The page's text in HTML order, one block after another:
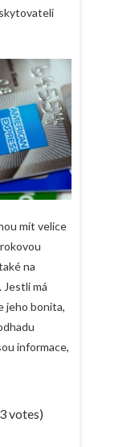
mít velice
na
má
jeho bonita,
informace,
votes)